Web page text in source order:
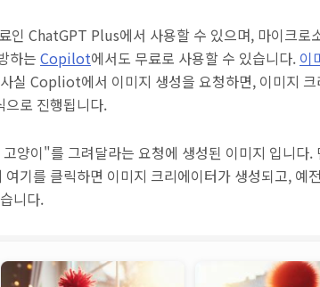
인 ChatGPT Plus에서 사용할 수 있으며, 마이크로
하는 Copilot에서도 무료로 사용할 수 있습니다. 이
실 Copliot에서 이미지 생성을 요청하면, 이미지
으로 진행됩니다.
양이"를 그려달라는 요청에 생성된 이미지 입니
여기를 클릭하면 이미지 크리에이터가 생성되고, 예
니다.